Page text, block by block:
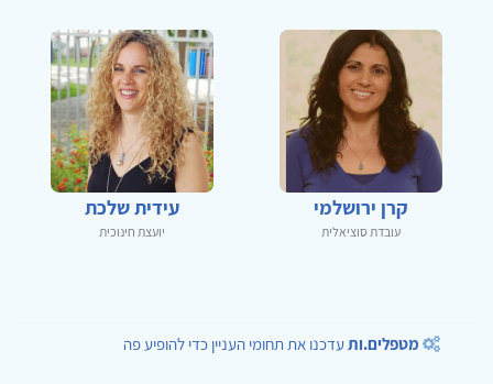
קרן ירושלמי
עובדת סוציאלית
עידית שלכת
יועצת חינוכית
מטפלים.ותעדכנו את תחומי העניין כדי להופיע פה